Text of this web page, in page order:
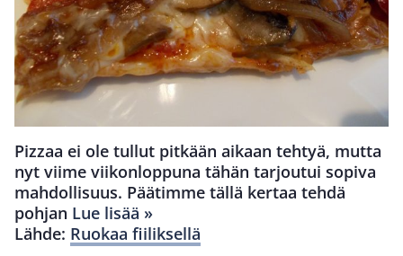
Pizzaa ei ole tullut pitkään aikaan tehtyä, mutta
nyt viime viikonloppuna tähän tarjoutui sopiva
mahdollisuus. Päätimme tällä kertaa tehdä
pohjan Lue lisää »
Lähde: Ruokaa fiiliksellä